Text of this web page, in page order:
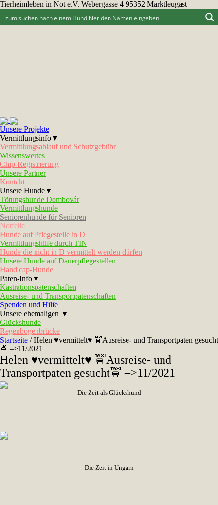
Tierheimleben in Not e.V. Webergasse 4 95352 Marktleugast
Unsere Projekte
Vermittlungsinfo▼
Vermittlungsablauf und Schutzgebühr
Wissenswertes
Chip-Registrierung
Unsere Partner
Kontakt
Unsere Hunde▼
Tötungshunde Dombovár
Vermittlungshunde
Seniorenhunde für Senioren
Notfelle
Hunde auf Pflegestelle in D
Vermittlungshilfe durch TIN
Hunde die nicht in D vermittelt werden dürfen
Unsere Hunde auf Dauerpflegestellen
Handicap-Hunde
Paten-Info▼
Kastrationspatenschaften
Ausreise- und Transportpatenschaften
Spenden und Hilfe
Unsere ehemaligen ▼
Glückshunde
Regenbogenbrücke
Startseite /Helen ♥vermittelt♥ 🚖Ausreise- und Transportpaten gesucht
🚖 –>11/2021
Helen ♥vermittelt♥ 🚖Ausreise- und
Transportpaten gesucht🚖 –>11/2021
Die Zeit als Glückshund
Die Zeit in Ungarn